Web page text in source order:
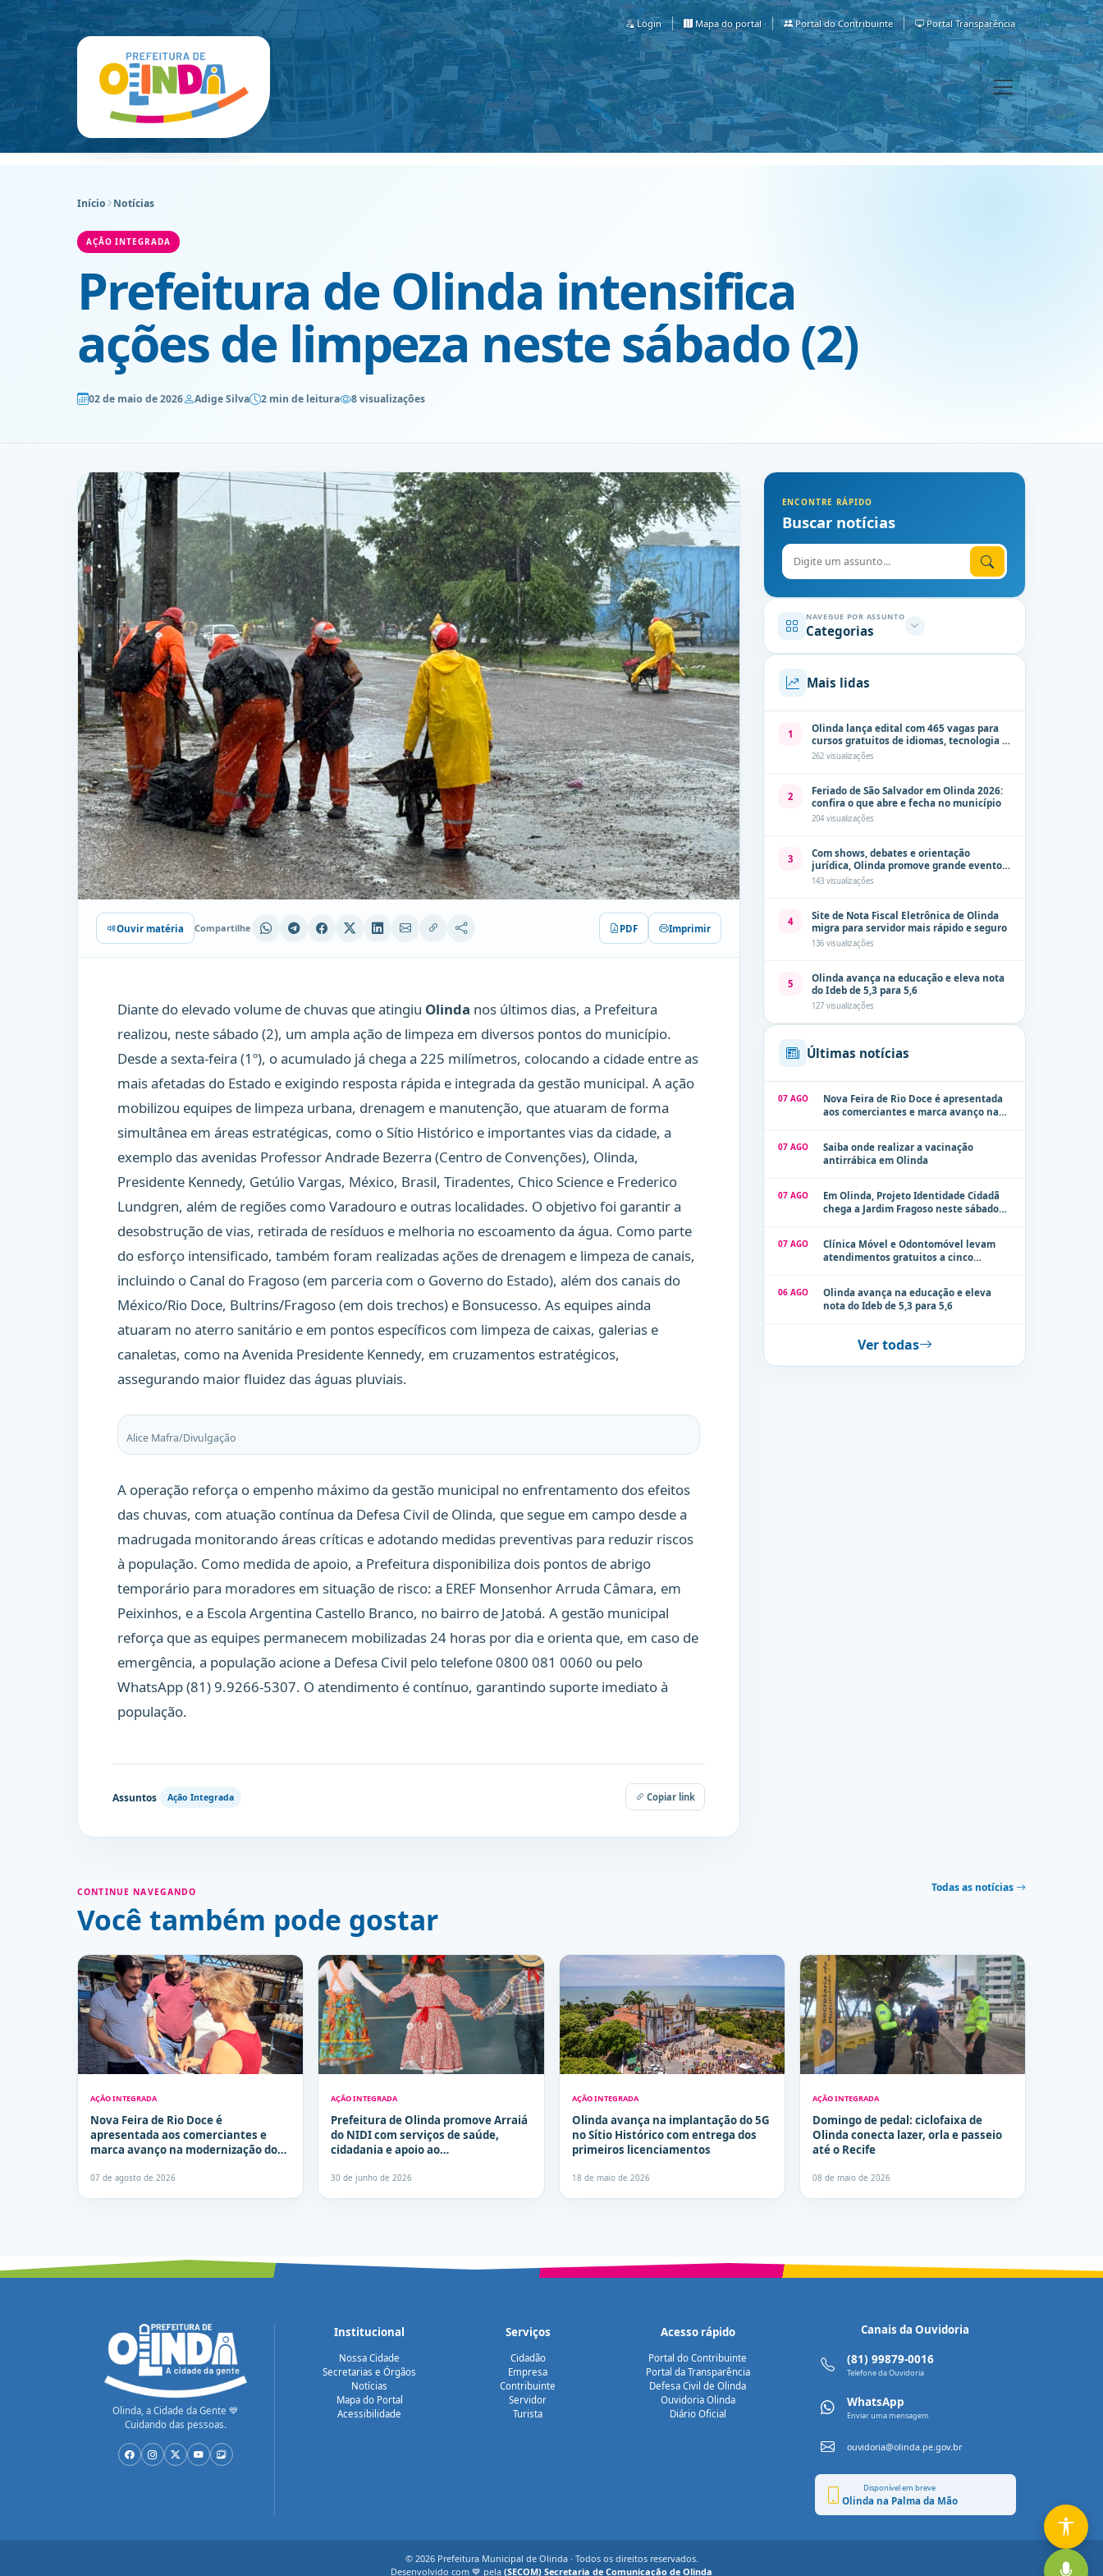
Login Mapa do portal Portal do Contribuinte Portal Transparência
Início Notícias
AÇÃO INTEGRADA
Prefeitura de Olinda intensifica
ações de limpeza neste sábado (2)
02 de maio de 2026 Adige Silva 2 min de leitura 8 visualizações
Ouvir matéria Compartilhe PDF Imprimir
Diante do elevado volume de chuvas que atingiu Olinda nos últimos dias, a Prefeitura
realizou, neste sábado (2), um ampla ação de limpeza em diversos pontos do município.
Desde a sexta-feira (1º), o acumulado já chega a 225 milímetros, colocando a cidade entre as
mais afetadas do Estado e exigindo resposta rápida e integrada da gestão municipal. A ação
mobilizou equipes de limpeza urbana, drenagem e manutenção, que atuaram de forma
simultânea em áreas estratégicas, como o Sítio Histórico e importantes vias da cidade, a
exemplo das avenidas Professor Andrade Bezerra (Centro de Convenções), Olinda,
Presidente Kennedy, Getúlio Vargas, México, Brasil, Tiradentes, Chico Science e Frederico
Lundgren, além de regiões como Varadouro e outras localidades. O objetivo foi garantir a
desobstrução de vias, retirada de resíduos e melhoria no escoamento da água. Como parte
do esforço intensificado, também foram realizadas ações de drenagem e limpeza de canais,
incluindo o Canal do Fragoso (em parceria com o Governo do Estado), além dos canais do
México/Rio Doce, Bultrins/Fragoso (em dois trechos) e Bonsucesso. As equipes ainda
atuaram no aterro sanitário e em pontos específicos com limpeza de caixas, galerias e
canaletas, como na Avenida Presidente Kennedy, em cruzamentos estratégicos,
assegurando maior fluidez das águas pluviais.
Alice Mafra/Divulgação
A operação reforça o empenho máximo da gestão municipal no enfrentamento dos efeitos
das chuvas, com atuação contínua da Defesa Civil de Olinda, que segue em campo desde a
madrugada monitorando áreas críticas e adotando medidas preventivas para reduzir riscos
à população. Como medida de apoio, a Prefeitura disponibiliza dois pontos de abrigo
temporário para moradores em situação de risco: a EREF Monsenhor Arruda Câmara, em
Peixinhos, e a Escola Argentina Castello Branco, no bairro de Jatobá. A gestão municipal
reforça que as equipes permanecem mobilizadas 24 horas por dia e orienta que, em caso de
emergência, a população acione a Defesa Civil pelo telefone 0800 081 0060 ou pelo
WhatsApp (81) 9.9266-5307. O atendimento é contínuo, garantindo suporte imediato à
população.
Assuntos Ação Integrada Copiar link
ENCONTRE RÁPIDO
Buscar notícias
Digite o assunto
NAVEGUE POR ASSUNTO
Categorias
Mais lidas
1
Olinda lança edital com 465 vagas para
cursos gratuitos de idiomas, tecnologia e
comunicação
262 visualizações
2
Feriado de São Salvador em Olinda 2026:
confira o que abre e fecha no município
204 visualizações
3
Com shows, debates e orientação
jurídica, Olinda promove grande evento
de combate à violência contra a mulher
neste sábado (8)
143 visualizações
4
Site de Nota Fiscal Eletrônica de Olinda
migra para servidor mais rápido e seguro
136 visualizações
5
Olinda avança na educação e eleva nota
do Ideb de 5,3 para 5,6
127 visualizações
Últimas notícias
07 AGO
Nova Feira de Rio Doce é apresentada
aos comerciantes e marca avanço na
07 AGO
Saiba onde realizar a vacinação
antirrábica em Olinda
07 AGO
Em Olinda, Projeto Identidade Cidadã
chega a Jardim Fragoso neste sábado
07 AGO
Clínica Móvel e Odontomóvel levam
atendimentos gratuitos a cinco
06 AGO
Olinda avança na educação e eleva
nota do Ideb de 5,3 para 5,6
Ver todas
CONTINUE NAVEGANDO
Você também pode gostar
Todas as notícias
AÇÃO INTEGRADA
Nova Feira de Rio Doce é
apresentada aos comerciantes e
marca avanço na modernização dos
07 de agosto de 2026
AÇÃO INTEGRADA
Prefeitura de Olinda promove Arraiá
do NIDI com serviços de saúde,
cidadania e apoio ao
30 de junho de 2026
AÇÃO INTEGRADA
Olinda avança na implantação do 5G
no Sítio Histórico com entrega dos
primeiros licenciamentos
18 de maio de 2026
AÇÃO INTEGRADA
Domingo de pedal: ciclofaixa de
Olinda conecta lazer, orla e passeio
até o Recife
08 de maio de 2026
Olinda, a Cidade da Gente 💙
Cuidando das pessoas.
Institucional
Nossa Cidade
Secretarias e Órgãos
Notícias
Mapa do Portal
Acessibilidade
Serviços
Cidadão
Empresa
Contribuinte
Servidor
Turista
Acesso rápido
Portal do Contribuinte
Portal da Transparência
Defesa Civil de Olinda
Ouvidoria Olinda
Diário Oficial
Canais da Ouvidoria
(81) 99879-0016
Telefone da Ouvidoria
WhatsApp
Enviar uma mensagem
ouvidoria@olinda.pe.gov.br
Disponível em breve
Olinda na Palma da Mão
© 2026 Prefeitura Municipal de Olinda · Todos os direitos reservados.
Desenvolvido com 💙 pela (SECOM) Secretaria de Comunicação de Olinda